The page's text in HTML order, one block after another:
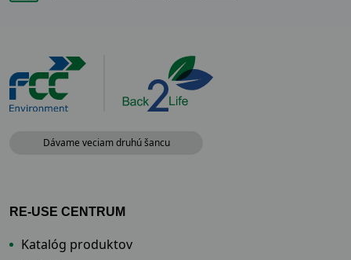
Dávame veciam druhú šancu
RE-USE CENTRUM
Katalóg produktov